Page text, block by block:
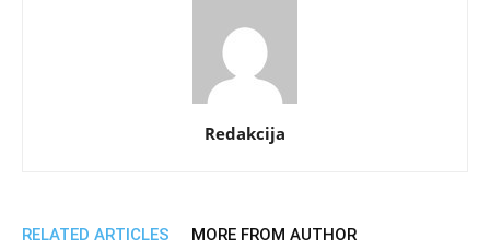
Redakcija
RELATED ARTICLES MORE FROM AUTHOR